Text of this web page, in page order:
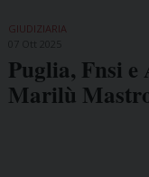
GIUDIZIARIA
Puglia, Fnsi e
Marilù